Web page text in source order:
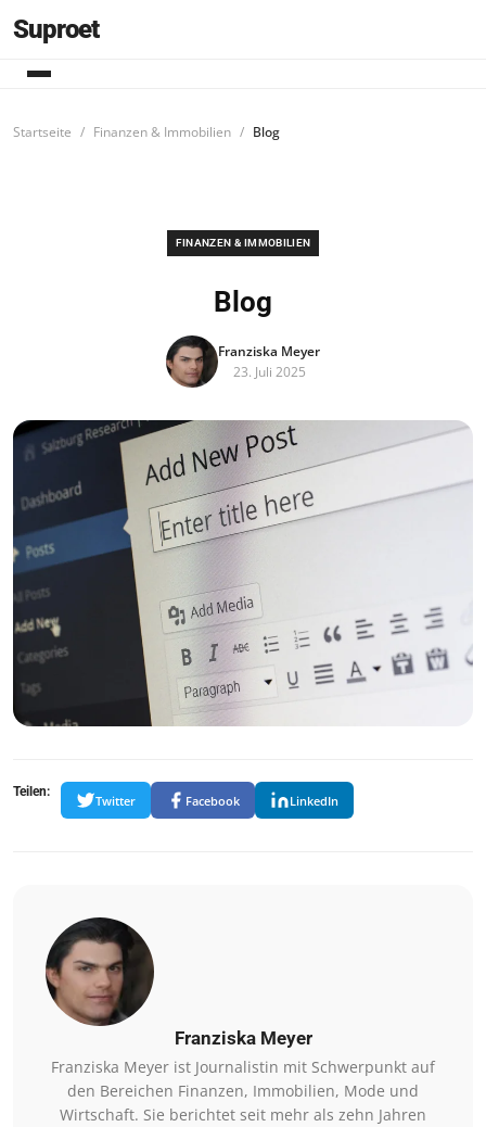
Suproet
Startseite Finanzen & Immobilien Blog
FINANZEN & IMMOBILIEN
Blog
Franziska Meyer
23. Juli 2025
Teilen:
Twitter Facebook LinkedIn
Franziska Meyer
Franziska Meyer ist Journalistin mit Schwerpunkt auf
den Bereichen Finanzen, Immobilien, Mode und
Wirtschaft. Sie berichtet seit mehr als zehn Jahren